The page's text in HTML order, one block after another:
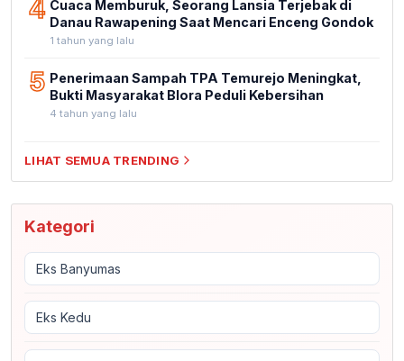
4 Cuaca Memburuk, Seorang Lansia Terjebak di
Danau Rawapening Saat Mencari Enceng Gondok
1 tahun yang lalu
5 Penerimaan Sampah TPA Temurejo Meningkat,
Bukti Masyarakat Blora Peduli Kebersihan
4 tahun yang lalu
LIHAT SEMUA TRENDING
Kategori
Eks Banyumas
Eks Kedu